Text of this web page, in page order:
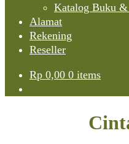
Katalog Buku
Alamat
Rekening
Reseller
Rp 0,00 0 items